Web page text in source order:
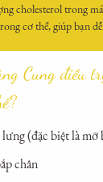
cholesterol trong
cơ thể, giúp bạn
Cung điều
(đặc biệt là mỡ
chân